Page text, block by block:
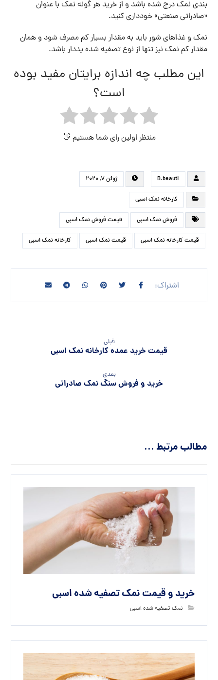
بندی نمک درج شده باشد و از خرید هر گونه نمک با عنوان
«صادراتی صنعتی» خودداری کنید.
نمک و غذاهای شور باید به مقدار بسیار کم مصرف شود و همان
مقدار کم نمک نیز تنها از نوع تصفیه شده یددار باشد.
این مطلب چه اندازه برایتان مفید بوده
است؟
منتظر اولین رای شما هستیم 👋
B.beauti ژوئن ۷, ۲۰۲۰
کارخانه نمک اسبی
فروش نمک اسبی قیمت فروش نمک اسبی
قیمت کارخانه نمک اسبی قیمت نمک اسبی کارخانه نمک اسبی
قبلی
قیمت خرید عمده کارخانه نمک اسبی
بعدی
خرید و فروش سنگ نمک صادراتی
مطالب مرتبط ...
خرید و قیمت نمک تصفیه شده اسبی
نمک تصفیه شده اسبی